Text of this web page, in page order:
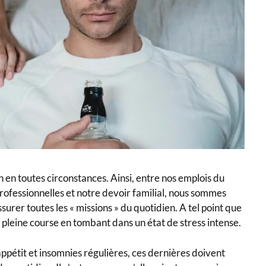
en toutes circonstances. Ainsi, entre nos emplois du
et notre devoir familial, nous sommes
toutes les « missions » du quotidien. A tel point que
course en tombant dans un état de stress intense.
et insomnies régulières, ces dernières doivent